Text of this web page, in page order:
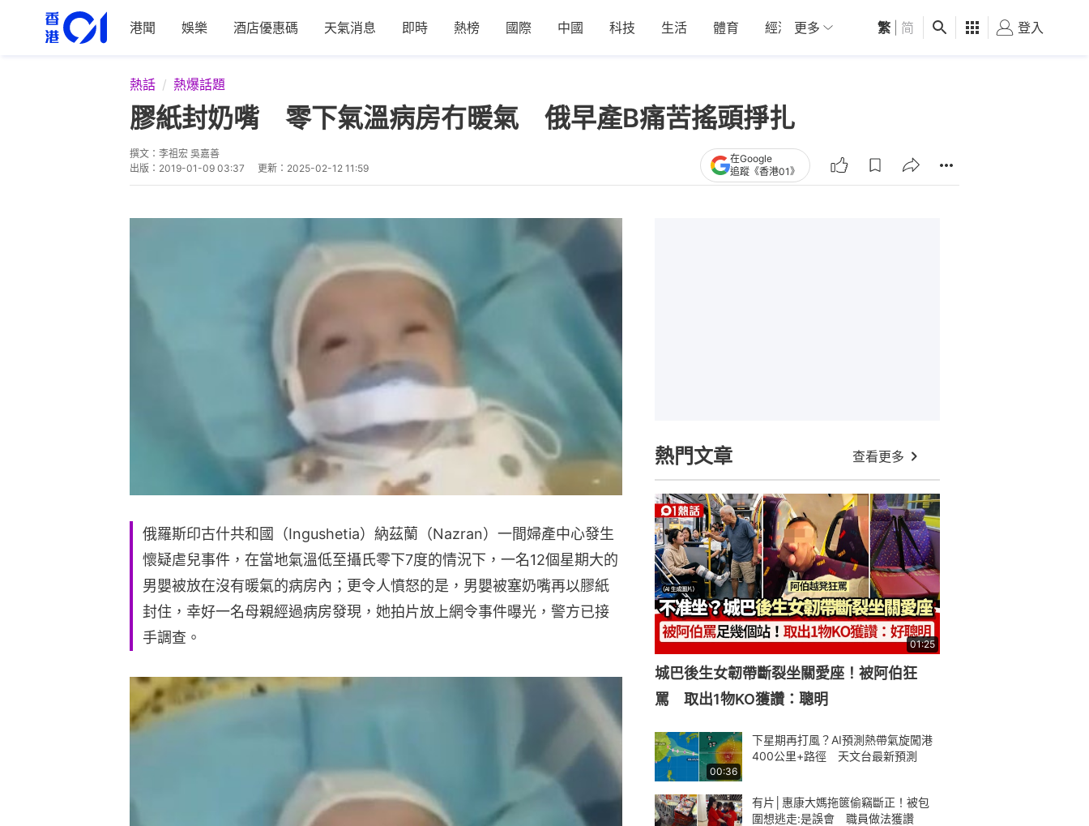
港聞 娛樂 酒店優惠碼 天氣消息 即時 熱榜 國際 中國 科技 生活 體育 經濟 01深圳 觀點 健康 好食玩飛
更多 繁 简 登入
熱話 熱爆話題
膠紙封奶嘴 零下氣溫病房冇暖氣 俄早產B痛苦搖頭掙扎
撰文： 李祖宏 吳嘉善
出版： 2019-01-09 03:37 更新： 2025-02-12 11:59
在Google
追蹤《香港01》
俄羅斯印古什共和國（Ingushetia）納茲蘭（Nazran）一間婦產中心發生
懷疑虐兒事件，在當地氣溫低至攝氏零下7度的情況下，一名12個星期大的
男嬰被放在沒有暖氣的病房內；更令人憤怒的是，男嬰被塞奶嘴再以膠紙
封住，幸好一名母親經過病房發現，她拍片放上網令事件曝光，警方已接
手調查。
熱門文章 查看更多
01:25
城巴後生女韌帶斷裂坐關愛座！被阿伯狂
罵 取出1物KO獲讚：聰明
00:36
下星期再打風？AI預測熱帶氣旋闖港
400公里+路徑 天文台最新預測
有片│惠康大媽拖篋偷竊斷正！被包
圍想逃走:是誤會 職員做法獲讚